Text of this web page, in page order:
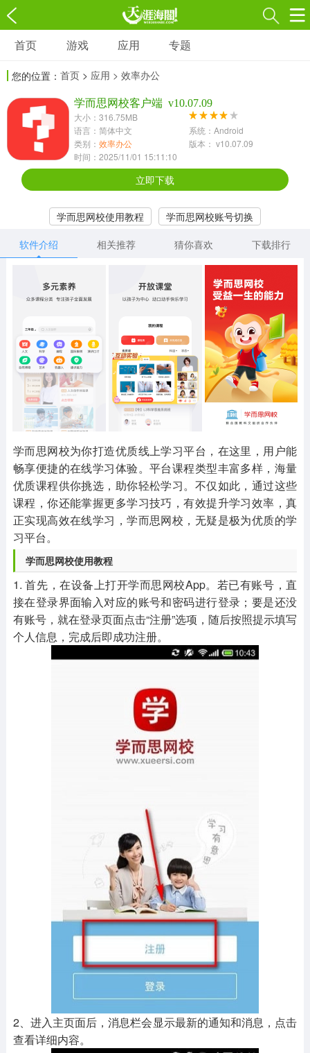
游戏
3697款应用
1597款应用
休闲益智
13387款应用
2196款应用
冒险解谜
1072款应用
418款应用
568款应用
音乐舞蹈
1654款应用
515款应用
MOD游戏
1056款应用
首页 游戏 应用 专题
您的位置： 首页 > 应用 > 效率办公
学而思网校客户端 v10.07.09
大小：316.75MB
语言：简体中文
系统：Android
类别： 效率办公
版本： v10.07.09
时间：2025/11/01 15:11:10
立即下载
学而思网校使用教程
学而思网校账号切换
学而思网校课堂进入
软件介绍 相关推荐 猜你喜欢 下载排行
学而思网校为你打造优质线上学习平台，在这里，用户能
畅享便捷的在线学习体验。平台课程类型丰富多样，海量
优质课程供你挑选，助你轻松学习。不仅如此，通过这些
课程，你还能掌握更多学习技巧，有效提升学习效率，真
正实现高效在线学习，学而思网校，无疑是极为优质的学
习平台。
学而思网校使用教程
1. 首先，在设备上打开学而思网校App。若已有账号，直
接在登录界面输入对应的账号和密码进行登录；要是还没
有账号，就在登录页面点击“注册”选项，随后按照提示填写
个人信息，完成后即成功注册。
2、进入主页面后，消息栏会显示最新的通知和消息，点击
查看详细内容。